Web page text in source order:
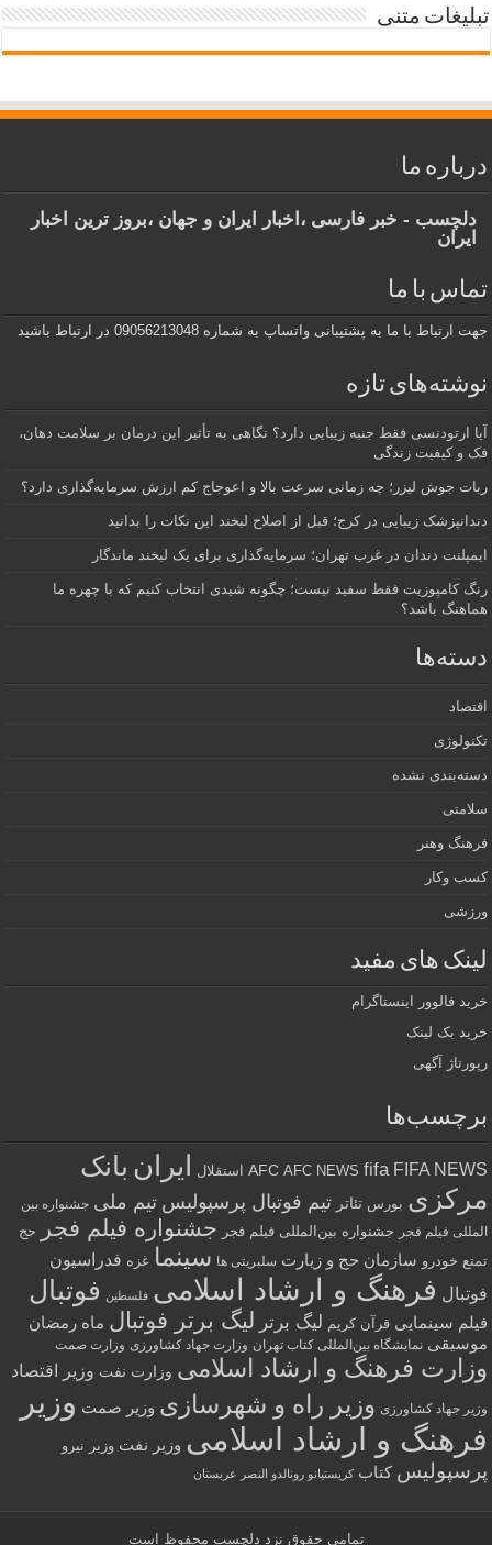
تبلیغات متنی
درباره ما
دلچسب - خبر فارسی ،اخبار ایران و جهان ،بروز ترین اخبار
ایران
تماس با ما
جهت ارتباط با ما به پشتیبانی واتساپ به شماره 09056213048 در ارتباط باشید
نوشته‌های تازه
آیا ارتودنسی فقط جنبه زیبایی دارد؟ نگاهی به تأثیر این درمان بر سلامت دهان،
فک و کیفیت زندگی
ربات جوش لیزر؛ چه زمانی سرعت بالا و اعوجاج کم ارزش سرمایه‌گذاری دارد؟
دندانپزشک زیبایی در کرج؛ قبل از اصلاح لبخند این نکات را بدانید
ایمپلنت دندان در غرب تهران؛ سرمایه‌گذاری برای یک لبخند ماندگار
رنگ کامپوزیت فقط سفید نیست؛ چگونه شیدی انتخاب کنیم که با چهره ما
هماهنگ باشد؟
دسته‌ها
اقتصاد
تکنولوژی
دسته‌بندی نشده
سلامتی
فرهنگ وهنر
کسب وکار
ورزشی
لینک های مفید
خرید فالوور اینستاگرام
خرید بک لینک
رپورتاژ آگهی
برچسب‌ها
AFC AFC NEWS fifa FIFA NEWS استقلال ایران بانک
مرکزی بورس تئاتر تیم فوتبال پرسپولیس تیم ملی جشنواره بین
المللی فیلم فجر جشنواره بین‌المللی فیلم فجر جشنواره فیلم فجر
حج
تمتع خودرو سازمان حج و زیارت سلبریتی ها سینما غزه فدراسیون
فوتبال فرهنگ و ارشاد اسلامی فلسطین فوتبال
فیلم سینمایی قرآن کریم لیگ برتر لیگ برتر فوتبال ماه رمضان
موسیقی نمایشگاه بین‌المللی کتاب تهران وزارت جهاد کشاورزی وزارت صمت
وزارت فرهنگ و ارشاد اسلامی وزارت نفت وزیر اقتصاد
وزیر جهاد کشاورزی وزیر راه و شهرسازی وزیر صمت وزیر
فرهنگ و ارشاد اسلامی وزیر نفت وزیر نیرو
پرسپولیس کتاب کریستیانو رونالدو النصر عربستان
تمامی حقوق نزد دلچسب محفوظ است